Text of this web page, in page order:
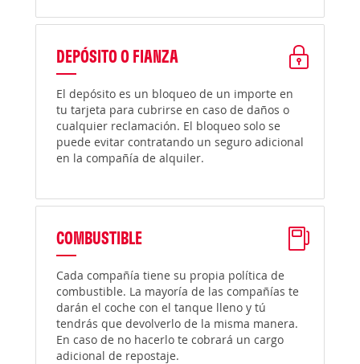
DEPÓSITO O FIANZA
El depósito es un bloqueo de un importe en
tu tarjeta para cubrirse en caso de daños o
cualquier reclamación. El bloqueo solo se
puede evitar contratando un seguro adicional
en la compañía de alquiler.
COMBUSTIBLE
Cada compañía tiene su propia política de
combustible. La mayoría de las compañías te
darán el coche con el tanque lleno y tú
tendrás que devolverlo de la misma manera.
En caso de no hacerlo te cobrará un cargo
adicional de repostaje.